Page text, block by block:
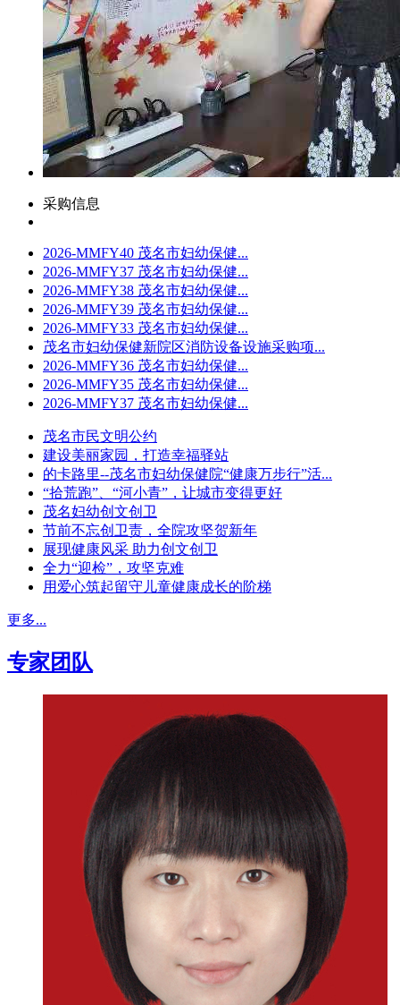
采购信息
2026-MMFY40 茂名市妇幼保健...
2026-MMFY37 茂名市妇幼保健...
2026-MMFY38 茂名市妇幼保健...
2026-MMFY39 茂名市妇幼保健...
2026-MMFY33 茂名市妇幼保健...
茂名市妇幼保健新院区消防设备设施采购项...
2026-MMFY36 茂名市妇幼保健...
2026-MMFY35 茂名市妇幼保健...
2026-MMFY37 茂名市妇幼保健...
茂名市民文明公约
建设美丽家园，打造幸福驿站
的卡路里--茂名市妇幼保健院“健康万步行”活...
“拾荒跑”、“河小青”，让城市变得更好
茂名妇幼创文创卫
节前不忘创卫责，全院攻坚贺新年
展现健康风采 助力创文创卫
全力“迎检”，攻坚克难
用爱心筑起留守儿童健康成长的阶梯
更多...
专家团队